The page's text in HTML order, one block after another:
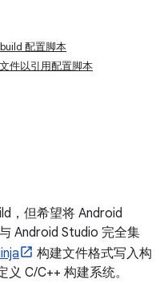
配置脚本
件以引用配置脚本
，但希望将 Android
Android Studio 完全集
构建文件格式写入构
C/C++ 构建系统。